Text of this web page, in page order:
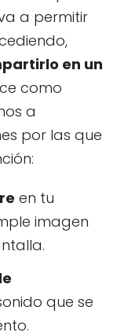
a permitir
en un
como
a
por las que
en tu
imagen
que se